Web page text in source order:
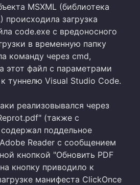
MSXML (библиотека
происходила загрузка
code.exe с вредоносного
в временную папку
команду через cmd,
этот файл с параметрами
туннелю Visual Studio Code.
реализовывался через
(также с
поддельное
Reader с сообщением
кнопкой "Обновить PDF
кнопку приводило к
манифеста ClickOnce